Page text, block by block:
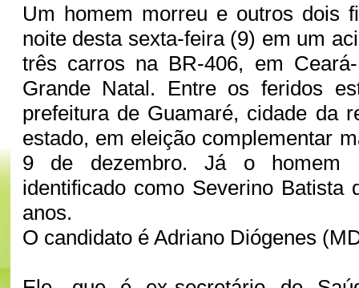
Um homem morreu e outros dois
noite desta sexta-feira (9) em um
três carros na BR-406, em
Grande Natal. Entre os feridos
prefeitura de Guamaré, cidade da
estado, em eleição complementar
9 de dezembro. Já o homem
identificado como Severino Batista
anos.
O candidato é Adriano Diógenes